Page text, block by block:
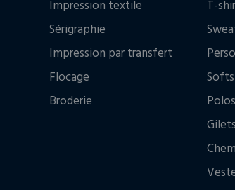
Impression textile
Sérigraphie
Impression par transfert
Flocage
Broderie
T-